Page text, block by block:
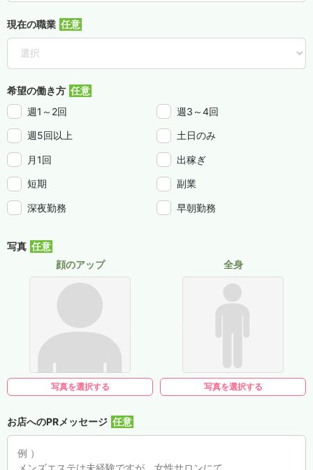
現在の職業
希望の働き方
週1～2回
週3～4回
週5回以上 土日のみ
月1回 出稼ぎ
短期 副業
深夜勤務 早朝勤務
写真
顔のアップ
写真を選択する
全身
写真を選択する
お店へのPRメッセージ